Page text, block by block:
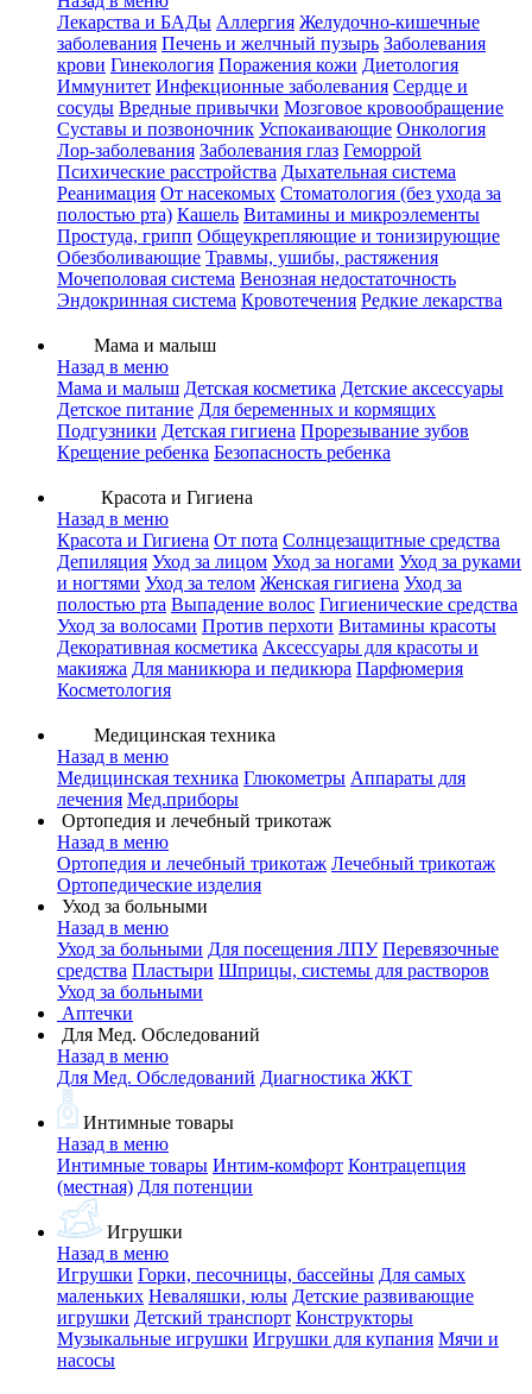
Лекарства и БАДы Аллергия Желудочно-кишечные
заболевания Печень и желчный пузырь Заболевания
крови Гинекология Поражения кожи Диетология
Иммунитет Инфекционные заболевания Сердце и
сосуды Вредные привычки Мозговое кровообращение
Суставы и позвоночник Успокаивающие Онкология
Лор-заболевания Заболевания глаз Геморрой
Психические расстройства Дыхательная система
Реанимация От насекомых Стоматология (без ухода за
полостью рта) Кашель Витамины и микроэлементы
Простуда, грипп Общеукрепляющие и тонизирующие
Обезболивающие Травмы, ушибы, растяжения
Мочеполовая система Венозная недостаточность
Эндокринная система Кровотечения Редкие лекарства
Мама и малыш
Назад в меню
Мама и малыш Детская косметика Детские аксессуары
Детское питание Для беременных и кормящих
Подгузники Детская гигиена Прорезывание зубов
Крещение ребенка Безопасность ребенка
Красота и Гигиена
Назад в меню
Красота и Гигиена От пота Солнцезащитные средства
Депиляция Уход за лицом Уход за ногами Уход за руками
и ногтями Уход за телом Женская гигиена Уход за
полостью рта Выпадение волос Гигиенические средства
Уход за волосами Против перхоти Витамины красоты
Декоративная косметика Аксессуары для красоты и
макияжа Для маникюра и педикюра Парфюмерия
Косметология
Медицинская техника
Назад в меню
Медицинская техника Глюкометры Аппараты для
лечения Мед.приборы
Ортопедия и лечебный трикотаж
Назад в меню
Ортопедия и лечебный трикотаж Лечебный трикотаж
Ортопедические изделия
Уход за больными
Назад в меню
Уход за больными Для посещения ЛПУ Перевязочные
средства Пластыри Шприцы, системы для растворов
Уход за больными
Аптечки
Для Мед. Обследований
Назад в меню
Для Мед. Обследований Диагностика ЖКТ
Интимные товары
Назад в меню
Интимные товары Интим-комфорт Контрацепция
(местная) Для потенции
Игрушки
Назад в меню
Игрушки Горки, песочницы, бассейны Для самых
маленьких Неваляшки, юлы Детские развивающие
игрушки Детский транспорт Конструкторы
Музыкальные игрушки Игрушки для купания Мячи и
насосы